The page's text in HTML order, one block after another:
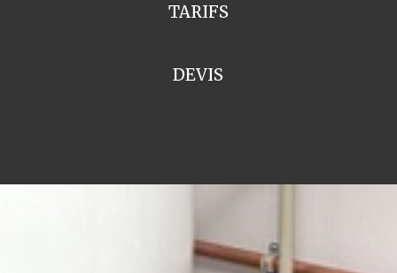
TARIFS
DEVIS